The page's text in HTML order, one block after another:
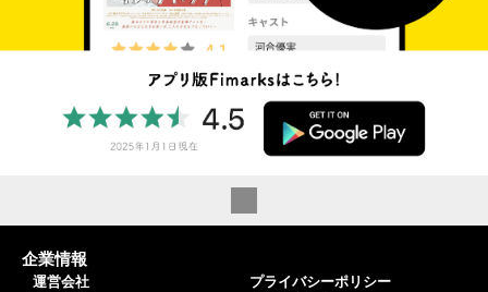
企業情報
運営会社
プライバシーポリシー